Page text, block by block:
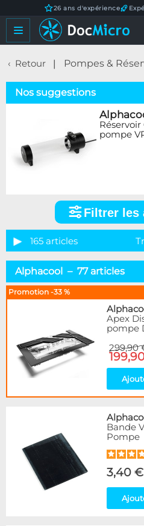
26 ans d'expérience
Retour Pompes &
Nos suggestions
pompe
articles
Catégorie
Pompes D5 & DDC
Pompes Autres
Combos Réservoir+Pompe
Distributeurs
Top & Accessoires
Marque
DocMicro
Eheim
EK Water Blocks
Innovatek
KooLance
Laing
Filtrer les
165 articles
Alphacool – 77 articles
Promotion -33 %
Apex
pompe
299,90
Bande
Pompe
3,40 €